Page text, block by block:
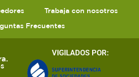
Trabaja con nosotros
Frecuentes
VIGILADOS POR: